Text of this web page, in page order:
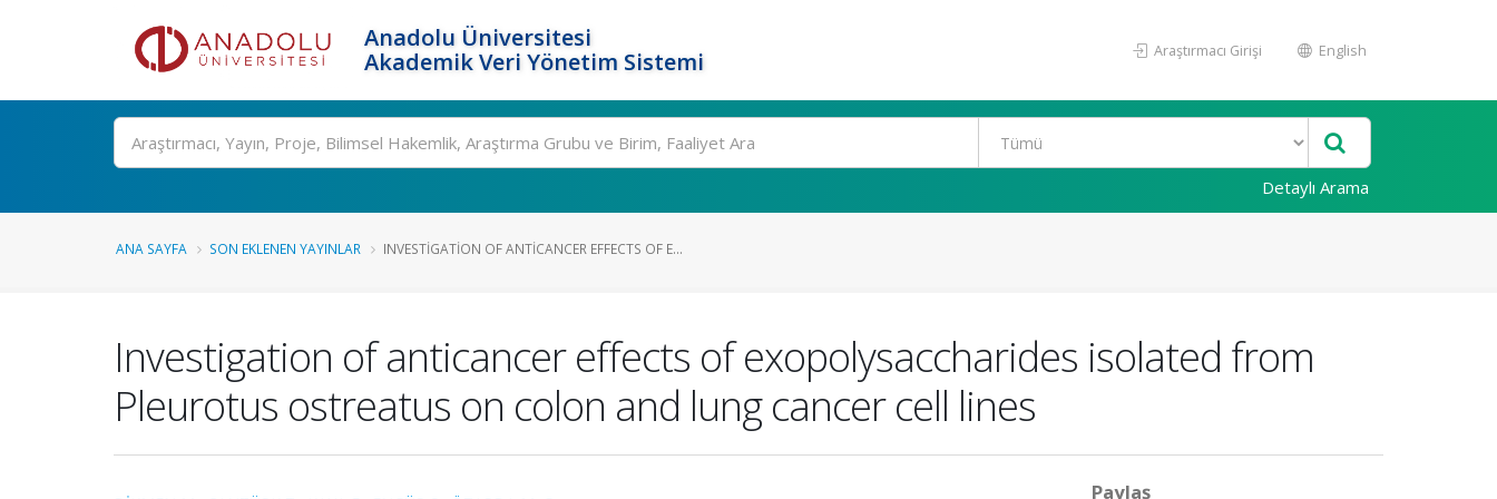
Anadolu Üniversitesi
Akademik Veri Yönetim Sistemi
Araştırmacı Girişi English
Ara
Detaylı Arama
ANA SAYFA SON EKLENEN YAYINLAR INVESTIGATION OF ANTICANCER EFFECTS OF E...
Investigation of anticancer effects of exopolysaccharides isolated from
Pleurotus ostreatus on colon and lung cancer cell lines
Paylaş